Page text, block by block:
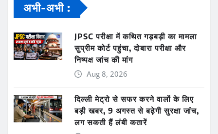
अभी-अभी :
JPSC परीक्षा में कथित गड़बड़ी का मामला
सुप्रीम कोर्ट पहुंचा, दोबारा परीक्षा और
निष्पक्ष जांच की मांग
Aug 8, 2026
दिल्ली मेट्रो से सफर करने वालों के लिए
बड़ी खबर, 9 अगस्त से बढ़ेगी सुरक्षा जांच,
लग सकती हैं लंबी कतारें